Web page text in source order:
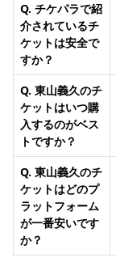
Q. チケパラで紹
介されているチ
ケットは安全で
すか？
Q. 東山義久のチ
ケットはいつ購
入するのがベス
トですか？
Q. 東山義久のチ
ケットはどのプ
ラットフォーム
が一番安いです
か？